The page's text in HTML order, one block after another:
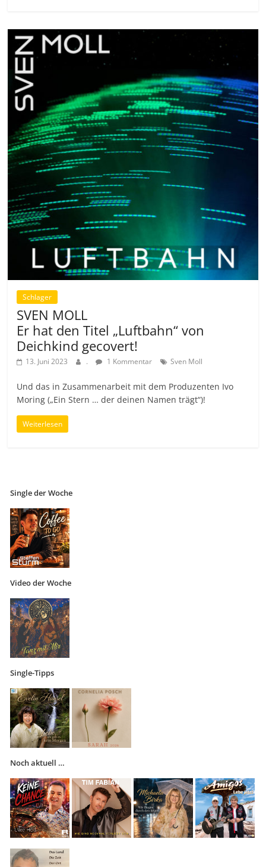
Schlager
SVEN MOLL
Er hat den Titel „Luftbahn“ von
Deichkind gecovert!
13. Juni 2023 . 1 Kommentar Sven Moll
Und das in Zusammenarbeit mit dem Produzenten Ivo
Moring („Ein Stern … der deinen Namen trägt“)!
Weiterlesen
Single der Woche
Video der Woche
Single-Tipps
Noch aktuell …